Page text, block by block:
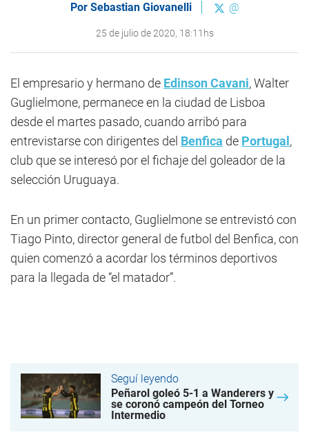
Por Sebastian Giovanelli @
25 de julio de 2020, 18:11hs
El empresario y hermano de Edinson Cavani, Walter
Guglielmone, permanece en la ciudad de Lisboa
desde el martes pasado, cuando arribó para
entrevistarse con dirigentes del Benfica de Portugal,
club que se interesó por el fichaje del goleador de la
selección Uruguaya.
En un primer contacto, Guglielmone se entrevistó con
Tiago Pinto, director general de futbol del Benfica, con
quien comenzó a acordar los términos deportivos
para la llegada de “el matador”.
Seguí leyendo
Peñarol goleó 5-1 a Wanderers y
se coronó campeón del Torneo
Intermedio